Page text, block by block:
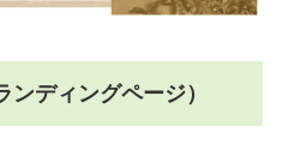
ディングページ）